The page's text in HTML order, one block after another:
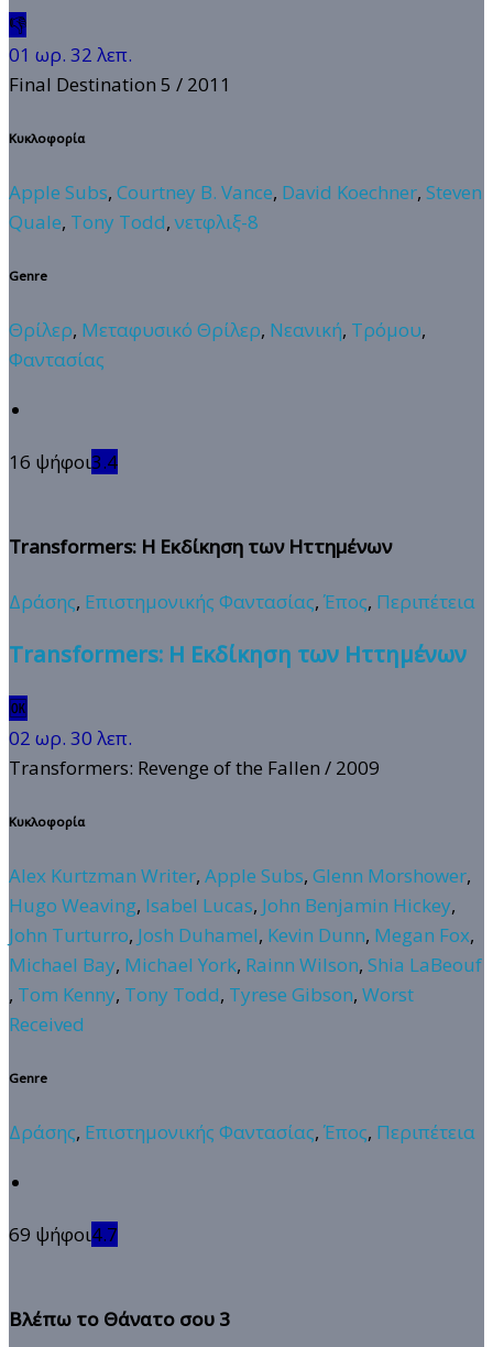
👎
01 ωρ. 32 λεπ.
Final Destination 5 / 2011
Κυκλοφορία
Apple Subs, Courtney B. Vance, David Koechner, Steven
Quale, Tony Todd,νετφλιξ-8
Genre
Θρίλερ, Μεταφυσικό Θρίλερ, Νεανική, Τρόμου,
Φαντασίας
16 ψήφοι3.4
Transformers: Η Εκδίκηση των Ηττημένων
Δράσης, Επιστημονικής Φαντασίας, Έπος, Περιπέτεια
Transformers: Η Εκδίκηση των Ηττημένων
🆗
02 ωρ. 30 λεπ.
Transformers: Revenge of the Fallen / 2009
Κυκλοφορία
Alex Kurtzman Writer, Apple Subs, Glenn Morshower,
Hugo Weaving, Isabel Lucas, John Benjamin Hickey,
John Turturro, Josh Duhamel, Kevin Dunn, Megan Fox,
Michael Bay, Michael York, Rainn Wilson, Shia LaBeouf
, Tom Kenny, Tony Todd, Tyrese Gibson, Worst
Received
Genre
Δράσης, Επιστημονικής Φαντασίας, Έπος, Περιπέτεια
69 ψήφοι4.7
Βλέπω το Θάνατο σου 3